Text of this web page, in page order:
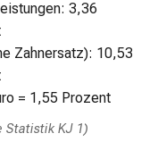
3,36
Zahnersatz): 10,53
= 1,55 Prozent
Statistik KJ 1)